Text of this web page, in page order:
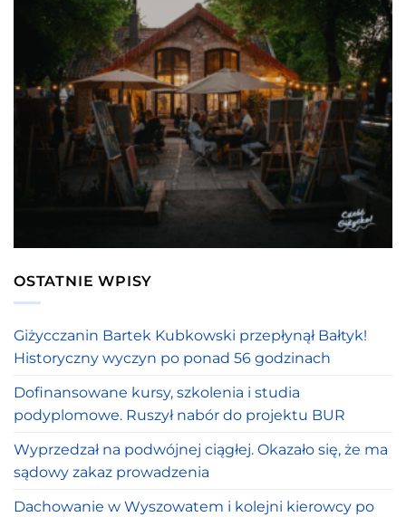
OSTATNIE WPISY
Giżycczanin Bartek Kubkowski przepłynął Bałtyk!
Historyczny wyczyn po ponad 56 godzinach
Dofinansowane kursy, szkolenia i studia
podyplomowe. Ruszył nabór do projektu BUR
Wyprzedzał na podwójnej ciągłej. Okazało się, że ma
sądowy zakaz prowadzenia
Dachowanie w Wyszowatem i kolejni kierowcy po